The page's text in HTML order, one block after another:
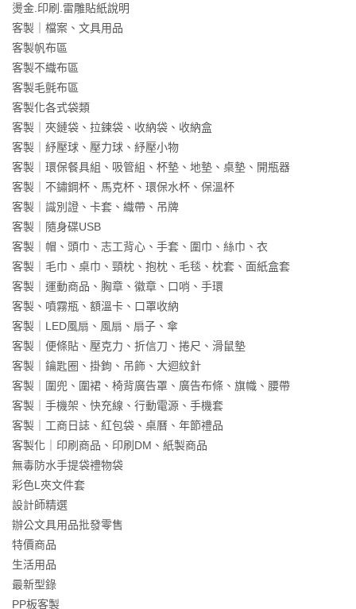
燙金.印刷.雷雕貼紙說明
客製｜檔案、文具用品
客製帆布區
客製不織布區
客製毛氈布區
客製化各式袋類
客製｜夾鏈袋、拉鍊袋、收納袋、收納盒
客製｜紓壓球、壓力球、紓壓小物
客製｜環保餐具組、吸管組、杯墊、地墊、桌墊、開瓶器
客製｜不鏽鋼杯、馬克杯、環保水杯、保溫杯
客製｜識別證、卡套、織帶、吊牌
客製｜隨身碟USB
客製｜帽、頭巾、志工背心、手套、圍巾、絲巾、衣
客製｜毛巾、桌巾、頸枕、抱枕、毛毯、枕套、面紙盒套
客製｜運動商品、胸章、徽章、口哨、手環
客製、噴霧瓶、額溫卡、口罩收納
客製｜LED風扇、風扇、扇子、傘
客製｜便條貼、壓克力、折信刀、捲尺、滑鼠墊
客製｜鑰匙圈、掛鉤、吊飾、大迴紋針
客製｜圍兜、圍裙、椅背廣告罩、廣告布條、旗幟、腰帶
客製｜手機架、快充線、行動電源、手機套
客製｜工商日誌、紅包袋、桌曆、年節禮品
客製化｜印刷商品、印刷DM、紙製商品
無毒防水手提袋禮物袋
彩色L夾文件套
設計師精選
辦公文具用品批發零售
特價商品
生活用品
最新型錄
PP板客製